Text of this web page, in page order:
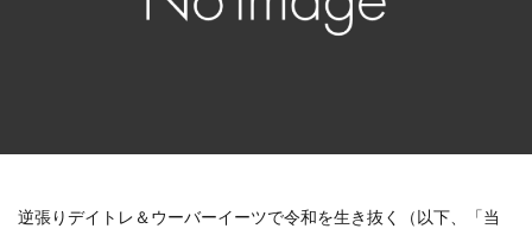
逆張りデイトレ＆ウーバーイーツで令和を生き抜く（以下、「当